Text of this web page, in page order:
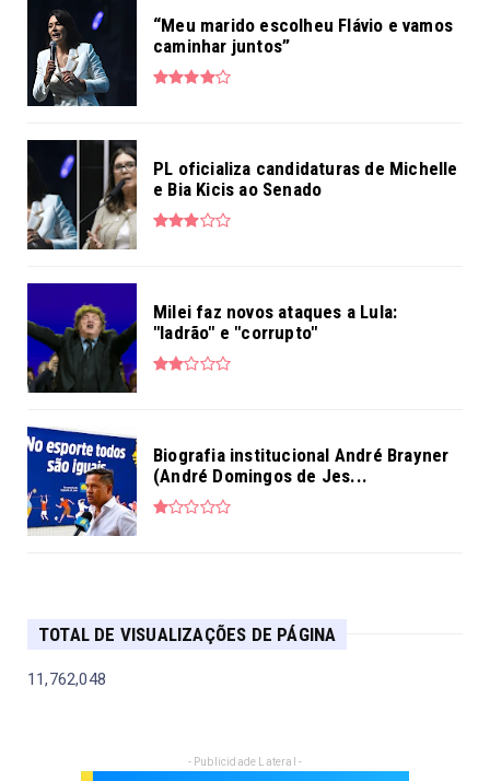
“Meu marido escolheu Flávio e vamos
caminhar juntos”
PL oficializa candidaturas de Michelle
e Bia Kicis ao Senado
Milei faz novos ataques a Lula:
"ladrão" e "corrupto"
Biografia institucional André Brayner
(André Domingos de Jes...
TOTAL DE VISUALIZAÇÕES DE PÁGINA
11,762,048
- Publicidade Lateral -